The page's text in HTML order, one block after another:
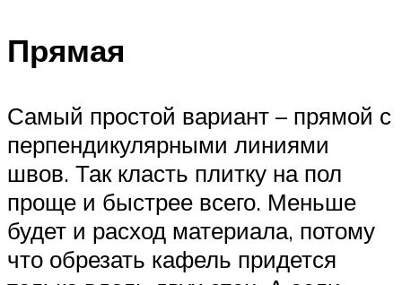
Прямая
Самый простой вариант – прямой с
перпендикулярными линиями
швов. Так класть плитку на пол
проще и быстрее всего. Меньше
будет и расход материала, потому
что обрезать кафель придется